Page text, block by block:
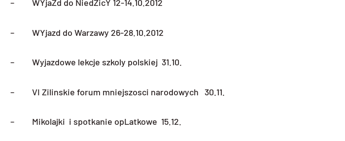
– WYjaZd do NiedZicY 12-14.10.2012
– WYjazd do Warzawy 26-28.10.2012
– Wyjazdowe lekcje szkoly polskiej 31.10.
– VI Zilinskie forum mniejszosci narodowych 30.11.
– Mikolajki i spotkanie opLatkowe 15.12.